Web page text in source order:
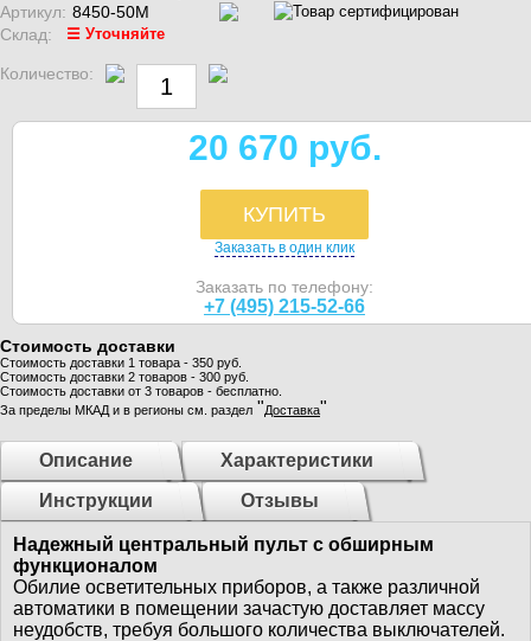
Артикул: 8450-50M
Склад:
☰ Уточняйте
Количество:
20 670 руб.
КУПИТЬ
Заказать в один клик
Заказать по телефону:
+7 (495) 215-52-66
Стоимость доставки
Стоимость доставки 1 товара - 350 руб.
Стоимость доставки 2 товаров - 300 руб.
Стоимость доставки от 3 товаров - бесплатно.
За пределы МКАД и в регионы см. раздел "Доставка"
Описание
Характеристики
Инструкции
Отзывы
Надежный центральный пульт с обширным
функционалом
Обилие осветительных приборов, а также различной
автоматики в помещении зачастую доставляет массу
неудобств, требуя большого количества выключателей.